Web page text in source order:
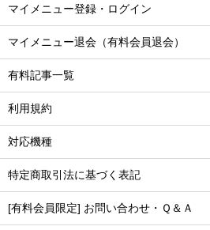
マイメニュー登録・ログイン
マイメニュー退会（有料会員退会）
有料記事一覧
利用規約
対応機種
特定商取引法に基づく表記
[有料会員限定] お問い合わせ・Ｑ＆Ａ